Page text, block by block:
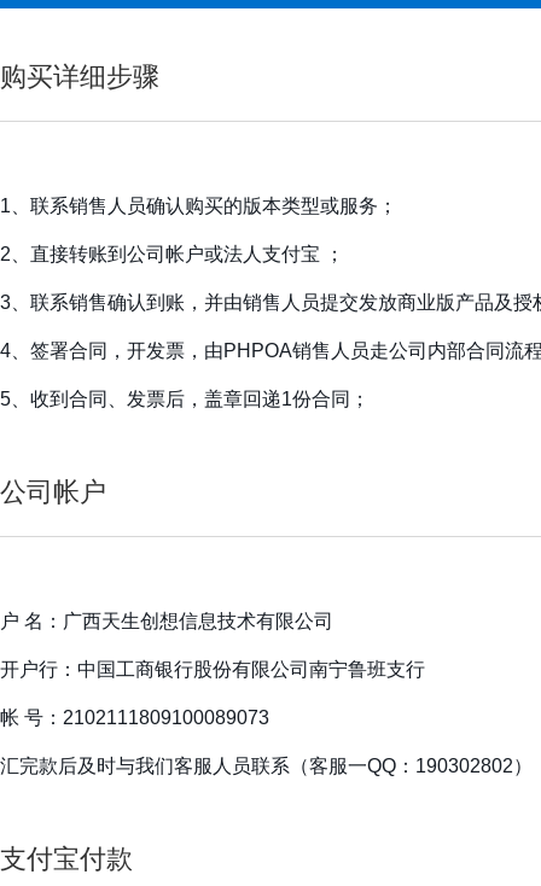
购买详细步骤
1、联系销售人员确认购买的版本类型或服务；
2、直接转账到公司帐户或法人支付宝 ；
3、联系销售确认到账，并由销售人员提交发放商业版产品及授
4、签署合同，开发票，由PHPOA销售人员走公司内部合同流
5、收到合同、发票后，盖章回递1份合同；
公司帐户
户 名：广西天生创想信息技术有限公司
开户行：中国工商银行股份有限公司南宁鲁班支行
帐 号：2102111809100089073
汇完款后及时与我们客服人员联系（客服一QQ：190302802）
支付宝付款